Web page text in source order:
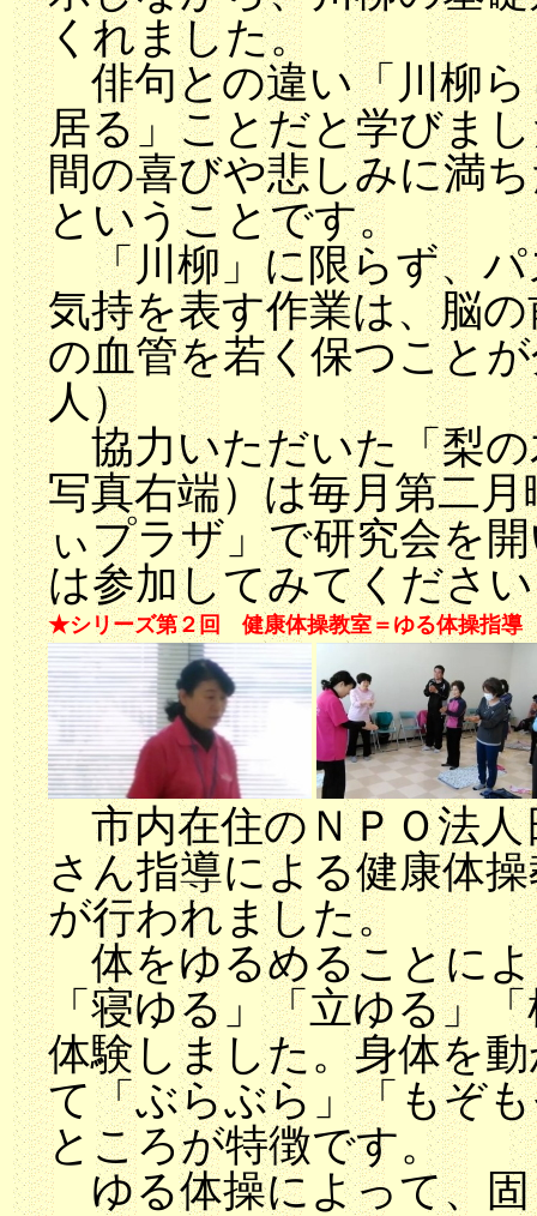
くれました。
俳句との違い「川柳ら
居る」ことだと学びま
間の喜びや悲しみに満
ということです。
「川柳」に限らず、パ
気持を表す作業は、脳
の血管を若く保つこと
人）
協力いただいた「梨の
写真右端）は毎月第二
ぃプラザ」で研究会を
は参加してみてくださ
★シリーズ第２回 健康体操教室＝ゆる体操指
市内在住のＮＰＯ法人
さん指導による健康体
が行われました。
体をゆるめることによ
「寝ゆる」「立ゆる」
体験しました。身体を
て「ぶらぶら」「もぞ
ところが特徴です。
ゆる体操によって、固